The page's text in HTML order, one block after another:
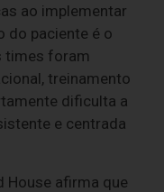
ao implementar
do paciente é o
times foram
treinamento
dificulta a
e centrada
House afirma que